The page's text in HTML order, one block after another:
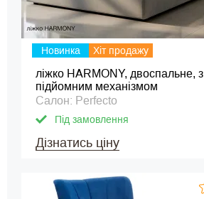
Новинка Хіт продажу
ліжко HARMONY, двоспальне, з
підйомним механізмом
Салон: Perfecto
Під замовлення
Дізнатись ціну